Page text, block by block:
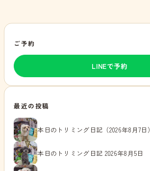
ご予約
LINEで予約
最近の投稿
本日のトリミング日記（2026年8月7日）
本日のトリミング日記 2026年8月5日